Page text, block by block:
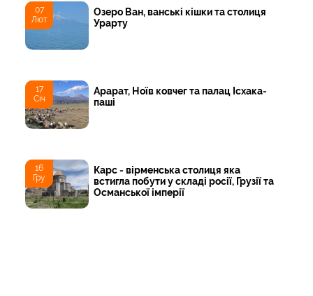
07
Лют
Озеро Ван, ванські кішки та столиця
Урарту
17
Січ
Арарат, Ноїв ковчег та палац Ісхака-
паші
16
Гру
Карс - вірменська столиця яка
встигла побути у складі росії, Грузії та
Османської імперії